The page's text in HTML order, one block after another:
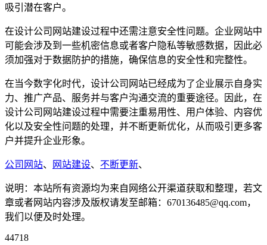
吸引潜在客户。
在设计公司网站建设过程中还需注意安全性问题。企业网站中
可能会涉及到一些机密信息或者客户隐私等敏感数据，因此必
须加强对于数据防护的措施，确保信息的安全性和完整性。
在当今数字化时代，设计公司网站已经成为了企业展示自身实
力、推广产品、服务并与客户沟通交流的重要途径。因此，在
设计公司网站建设过程中需要注重易用性、用户体验、内容优
化以及安全性问题的处理，并不断更新优化，从而吸引更多客
户并提升企业形象。
公司网站、 网站建设、 不断更新、
说明：本站所有资源均为来自网络公开渠道获取和整理，若文
章或者网站内容涉及版权请发至邮箱：670136485@qq.com，
我们以便及时处理。
44718